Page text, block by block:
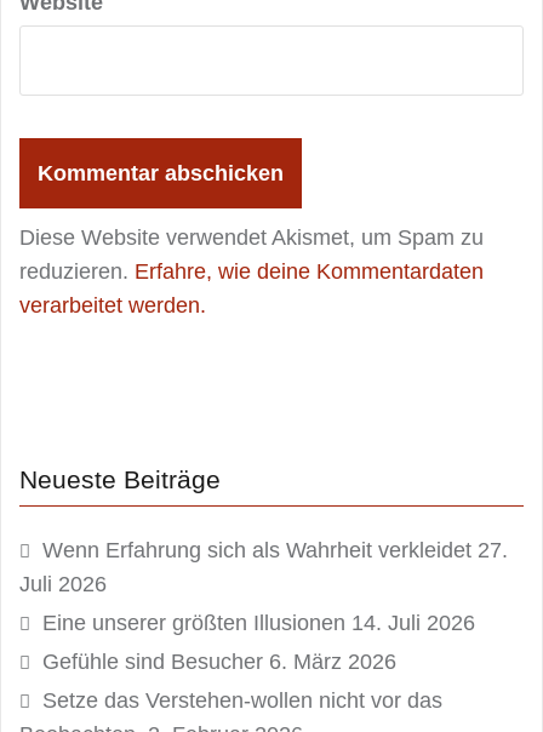
Diese Website verwendet Akismet, um Spam zu
reduzieren. Erfahre, wie deine Kommentardaten
verarbeitet werden.
Neueste Beiträge
Wenn Erfahrung sich als Wahrheit verkleidet 27.
Juli 2026
Eine unserer größten Illusionen 14. Juli 2026
Gefühle sind Besucher 6. März 2026
Setze das Verstehen-wollen nicht vor das